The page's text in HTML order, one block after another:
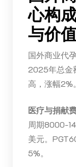
心构
与价
国外商业代
2025年总金
高，涨幅2%
医疗与捐献
周期8000-
美元。
5%。